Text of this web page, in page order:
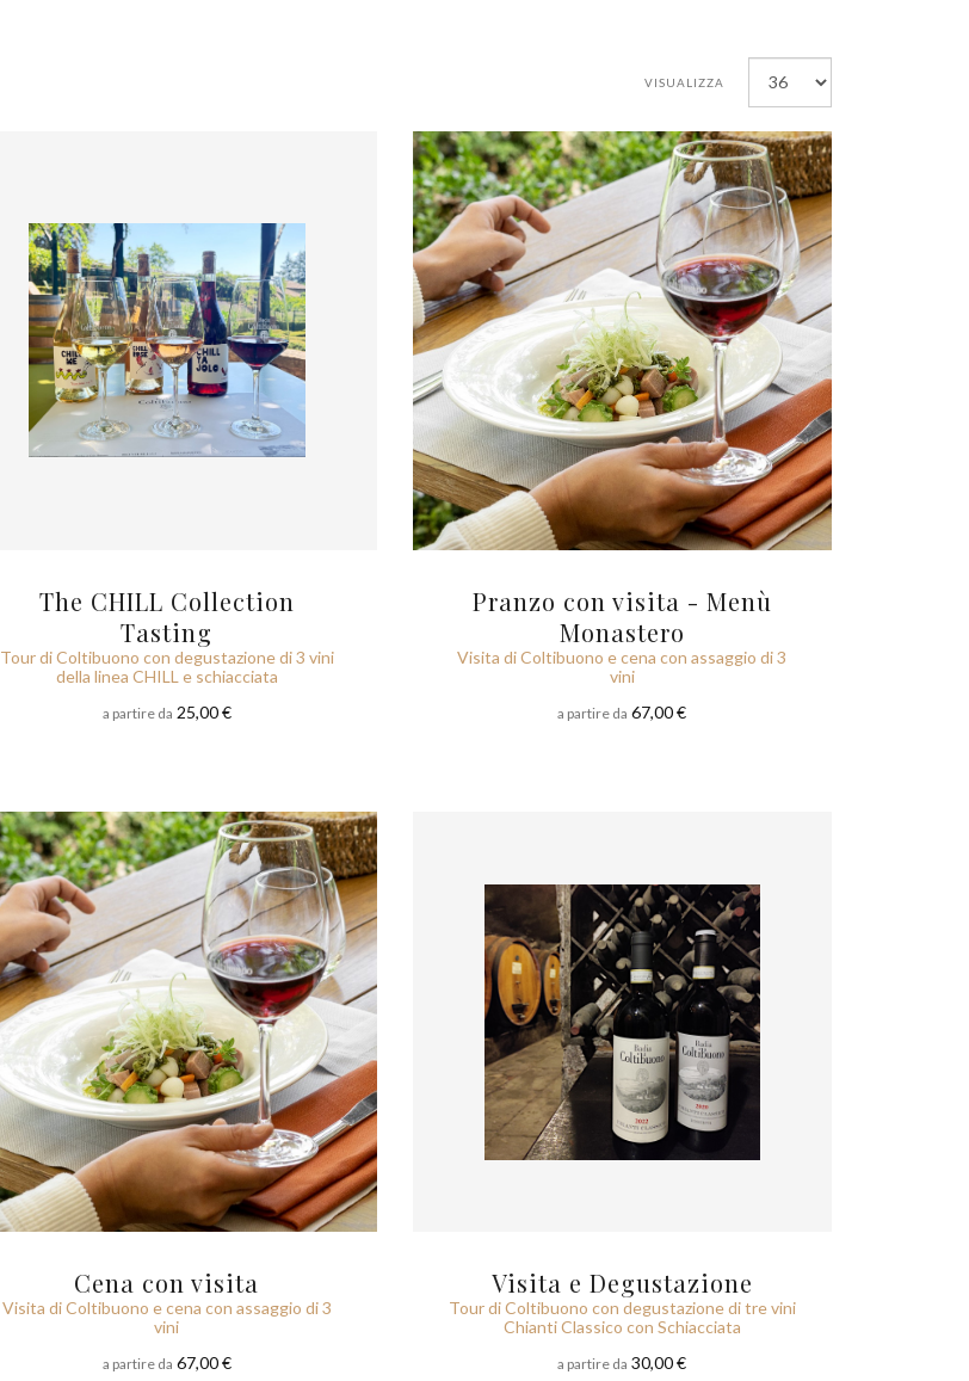
VISUALIZZA
The CHILL Collection
Tasting
Tour di Coltibuono con degustazione di 3 vini
della linea CHILL e schiacciata
a partire da 25,00 €
Pranzo con visita - Menù
Monastero
Visita di Coltibuono e cena con assaggio di 3
vini
a partire da 67,00 €
Cena con visita
Visita di Coltibuono e cena con assaggio di 3
vini
a partire da 67,00 €
Visita e Degustazione
Tour di Coltibuono con degustazione di tre vini
Chianti Classico con Schiacciata
a partire da 30,00 €